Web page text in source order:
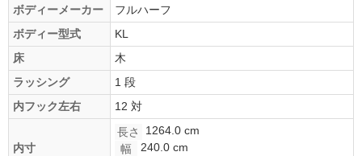
ボディーメーカー
フルハーフ
ボディー型式
KL
床
木
ラッシング
1 段
内フック左右
12 対
内寸
長さ
1264.0 cm
幅
240.0 cm